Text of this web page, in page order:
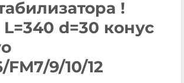
!
d=30 конус
FM7/9/10/12